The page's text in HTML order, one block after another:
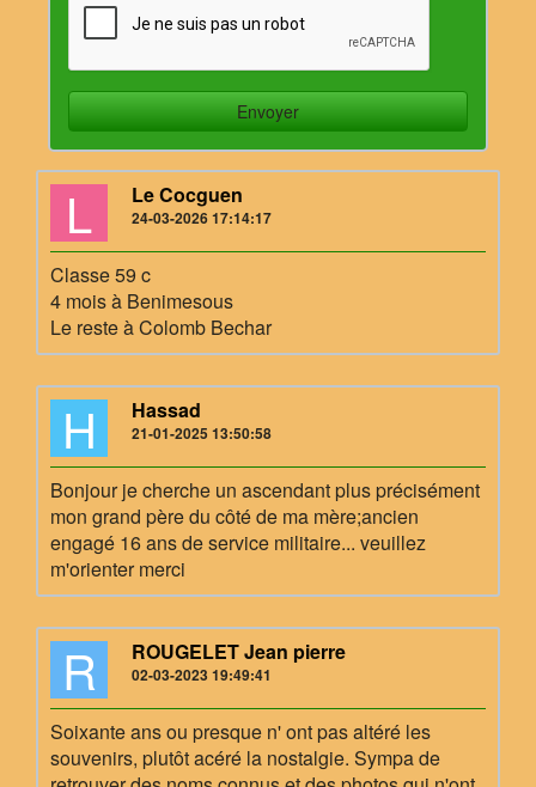
L Le Cocguen
24-03-2026 17:14:17
Classe 59 c
4 mois à Benimesous
Le reste à Colomb Bechar
H Hassad
21-01-2025 13:50:58
Bonjour je cherche un ascendant plus précisément
mon grand père du côté de ma mère;ancien
engagé 16 ans de service militaire... veuillez
m'orienter merci
R ROUGELET Jean pierre
02-03-2023 19:49:41
Soixante ans ou presque n' ont pas altéré les
souvenirs, plutôt acéré la nostalgie. Sympa de